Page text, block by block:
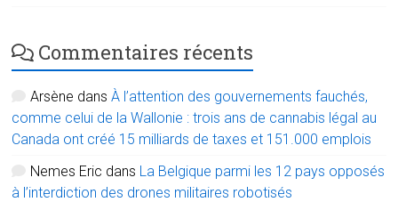
Commentaires récents
Arsène dansÀ l’attention des gouvernements fauchés,
comme celui de la Wallonie : trois ans de cannabis légal au
Canada ont créé 15 milliards de taxes et 151.000 emplois
Nemes Eric dans La Belgique parmi les 12 pays opposés
à l’interdiction des drones militaires robotisés